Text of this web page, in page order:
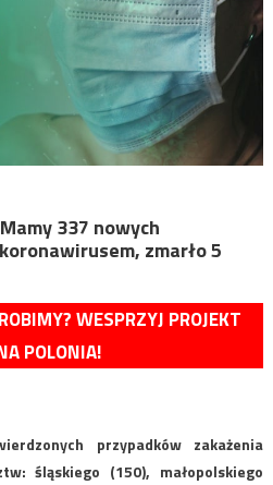
337 nowych
zmarło 5
WESPRZYJ PROJEKT
POLONIA!
przypadków zakażenia
śląskiego (150), małopolskiego